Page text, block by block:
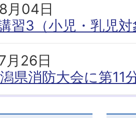
月04日
習3（小児・乳児対
月26日
県消防大会に第11